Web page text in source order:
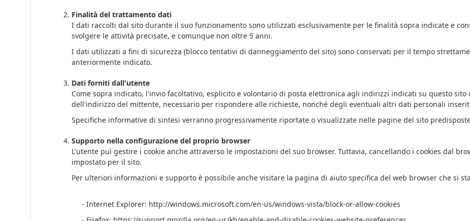
Finalità del trattamento dati
I dati raccolti dal sito durante il suo funzionamento sono utilizzati esclusivamente per le finalità sopra indicate e
svolgere le attività precisate, e comunque non oltre 5 anni.
I dati utilizzati a fini di sicurezza (blocco tentativi di danneggiamento del sito) sono conservati per il tempo
anteriormente indicato.
Dati forniti dall'utente
Come sopra indicato, l'invio facoltativo, esplicito e volontario di posta elettronica agli indirizzi indicati su questo sito
dell'indirizzo del mittente, necessario per rispondere alle richieste, nonché degli eventuali altri dati personali
Specifiche informative di sintesi verranno progressivamente riportate o visualizzate nelle pagine del sito
Supporto nella configurazione del proprio browser
L'utente puì gestire i cookie anche attraverso le impostazioni del suo browser. Tuttavia, cancellando i cookies dal
impostato per il sito.
Per ulteriori informazioni e supporto è possibile anche visitare la pagina di aiuto specifica del web browser che si
- Internet Explorer: http://windows.microsoft.com/en-us/windows-vista/block-or-allow-cookies